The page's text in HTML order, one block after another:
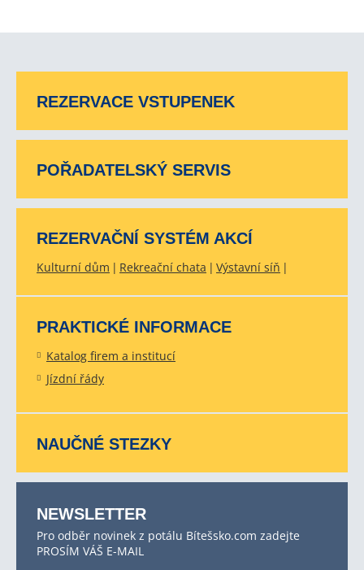
REZERVACE VSTUPENEK
POŘADATELSKÝ SERVIS
REZERVAČNÍ SYSTÉM AKCÍ
Kulturní dům Rekreační chata Výstavní síň
PRAKTICKÉ INFORMACE
Katalog firem a institucí
Jízdní řády
NAUČNÉ STEZKY
NEWSLETTER
Pro odběr novinek z potálu Bítešsko.com zadejte
PROSÍM VÁŠ E-MAIL